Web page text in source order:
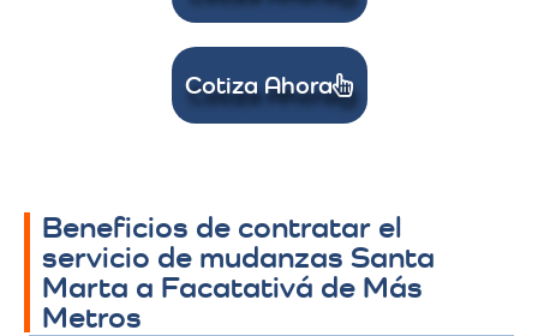
Cotiza Ahora
Beneficios de contratar el
servicio de mudanzas Santa
Marta a Facatativá de Más
Metros